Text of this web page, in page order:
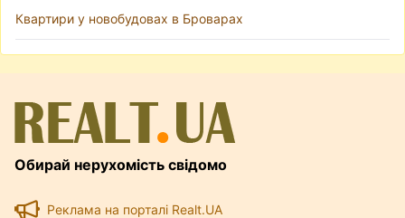
Квартири у новобудовах в Броварах
Обирай нерухомість свідомо
Реклама на порталі Realt.UA